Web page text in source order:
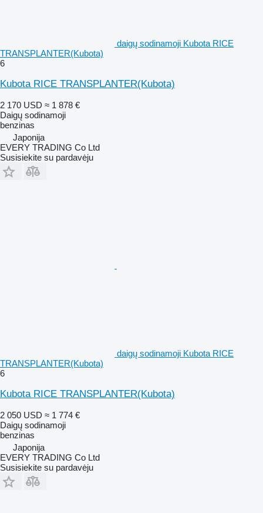
daigų sodinamoji Kubota RICE
TRANSPLANTER(Kubota)
6
Kubota RICE TRANSPLANTER(Kubota)
2 170 USD ≈ 1 878 €
Daigų sodinamoji
benzinas
Japonija
EVERY TRADING Co Ltd
Susisiekite su pardavėju
daigų sodinamoji Kubota RICE
TRANSPLANTER(Kubota)
6
Kubota RICE TRANSPLANTER(Kubota)
2 050 USD ≈ 1 774 €
Daigų sodinamoji
benzinas
Japonija
EVERY TRADING Co Ltd
Susisiekite su pardavėju